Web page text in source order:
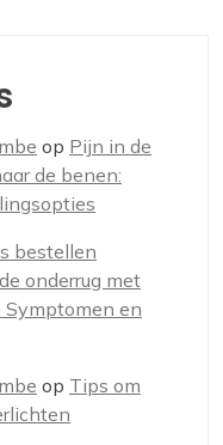
op Pijn in de
de benen:
bestellen
onderrug met
Symptomen en
op Tips om